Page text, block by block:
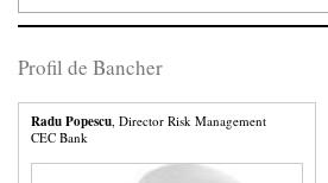
Profil de Bancher
Radu Popescu , Director Risk Management
CEC Bank